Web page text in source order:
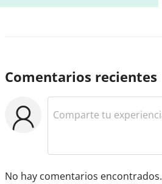
Comentarios recientes
No hay comentarios encontrados.